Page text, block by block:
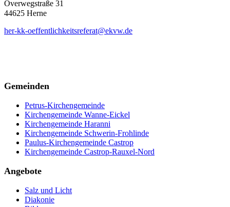
Overwegstraße 31
44625 Herne
her-kk-oeffentlichkeitsreferat@ekvw.de
Gemeinden
Petrus-Kirchengemeinde
Kirchengemeinde Wanne-Eickel
Kirchengemeinde Haranni
Kirchengemeinde Schwerin-Frohlinde
Paulus-Kirchengemeinde Castrop
Kirchengemeinde Castrop-Rauxel-Nord
Angebote
Salz und Licht
Diakonie